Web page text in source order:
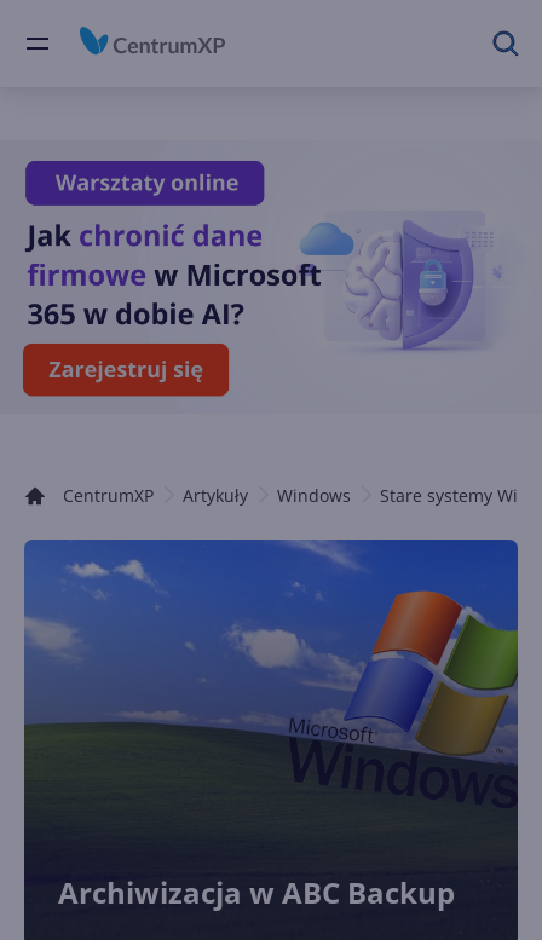
CentrumXP Artykuły Windows Stare systemy
Archiwizacja w ABC Backup